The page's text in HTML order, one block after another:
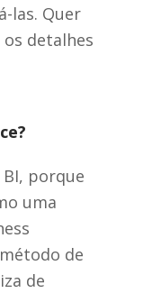
las. Quer
detalhes
porque
uma
de
de